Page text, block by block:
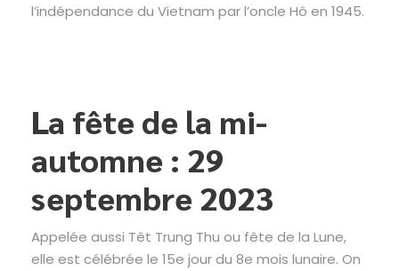
l’indépendance du Vietnam par l’oncle Hô en 1945.
La fête de la mi-
automne : 29
septembre 2023
Appelée aussi Têt Trung Thu ou fête de la Lune,
elle est célébrée le 15e jour du 8e mois lunaire. On